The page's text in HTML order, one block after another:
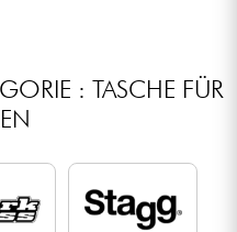
: TASCHE FÜR